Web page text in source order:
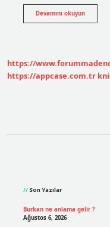
Devamını okuyunAt
Hikayesi
https://
https://appcase.com.tr
Son Yazılar
Burkan ne anlama gelir ?
Ağustos 6, 2026